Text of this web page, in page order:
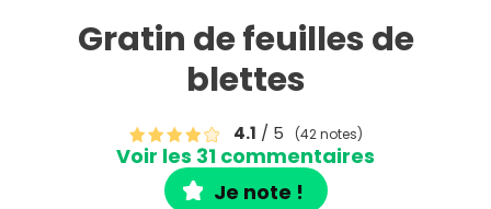
Gratin de feuilles de
blettes
4.1 / 5 (42 notes)
Voir les 31 commentaires
Je note !